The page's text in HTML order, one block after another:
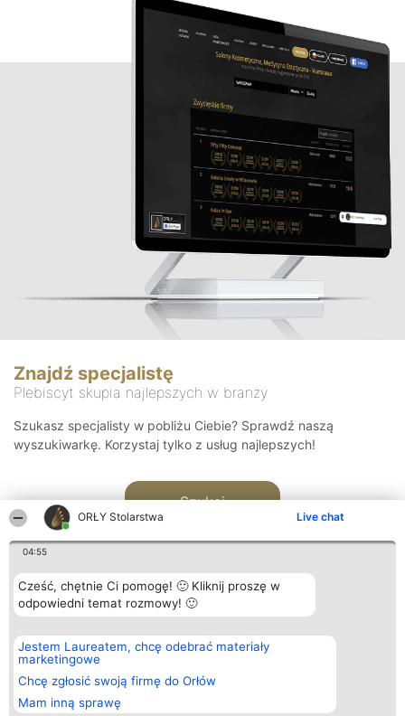
ORŁY Stolarstwa Live chat
04:55
Cześć, chętnie Ci pomogę! 🙂 Kliknij proszę w
odpowiedni temat rozmowy! 🙂
Jestem Laureatem, chcę odebrać materiały
marketingowe
Chcę zgłosić swoją firmę do Orłów
Mam inną sprawę
Znajdź specjalistę
Plebiscyt skupia najlepszych w branży
Szukasz specjalisty w pobliżu Ciebie? Sprawdź naszą
wyszukiwarkę. Korzystaj tylko z usług najlepszych!
Szukaj
Organizator plebiscytu
Bright Side Solutions sp. z o.
o. sp. k.
ul. Ruska 22
Wrocław 50-079
KRS 0000749100 | Regon
Plebiscyt
Laureaci
wszystkich
Laureatów
Kontakt
Kontakt